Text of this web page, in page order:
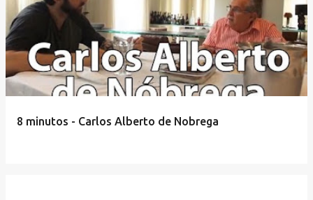
o
s
t
a
8 minutos - Carlos Alberto de Nobrega